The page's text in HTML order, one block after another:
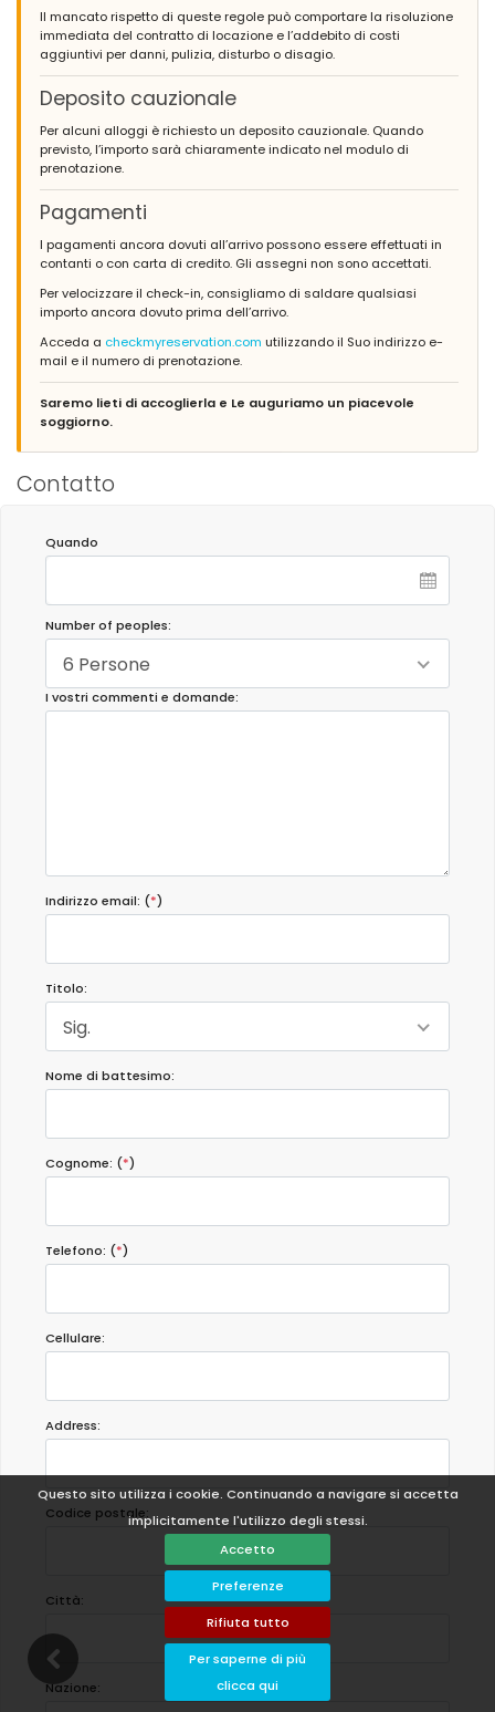
Questo sito utilizza i cookie. Continuando a navigare si accetta
implicitamente l'utilizzo degli stessi.
Accetto
Preferenze
Rifiuta tutto
Per saperne di più
clicca qui
Il mancato rispetto di queste regole può comportare la risoluzione
immediata del contratto di locazione e l’addebito di costi
aggiuntivi per danni, pulizia, disturbo o disagio.
Deposito cauzionale
Per alcuni alloggi è richiesto un deposito cauzionale. Quando
previsto, l’importo sarà chiaramente indicato nel modulo di
prenotazione.
Pagamenti
I pagamenti ancora dovuti all’arrivo possono essere effettuati in
contanti o con carta di credito. Gli assegni non sono accettati.
Per velocizzare il check-in, consigliamo di saldare qualsiasi
importo ancora dovuto prima dell’arrivo.
Acceda a checkmyreservation.com utilizzando il Suo indirizzo e-
mail e il numero di prenotazione.
Saremo lieti di accoglierla e Le auguriamo un piacevole
soggiorno.
Contatto
Quando
Number of peoples:
6 Persone
I vostri commenti e domande:
Indirizzo email: (*)
Titolo:
Sig.
Nome di battesimo:
Cognome: (*)
Telefono: (*)
Cellulare:
Address:
Codice postale:
Città:
Nazione: